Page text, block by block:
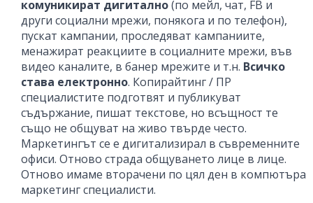
комуникират дигитално(по мейл, чат, FB и
други социални мрежи, понякога и по телефон),
пускат кампании, проследяват кампаниите,
менажират реакциите в социалните мрежи, във
видео каналите, в банер мрежите и т.н. Всичко
става електронно. Копирайтинг / ПР
специалистите подготвят и публикуват
съдържание, пишат текстове, но всъщност те
също не общуват на живо твърде често.
Маркетингът се е дигитализирал в съвременните
офиси. Отново страда общуването лице в лице.
Отново имаме вторачени по цял ден в компютъра
маркетинг специалисти.